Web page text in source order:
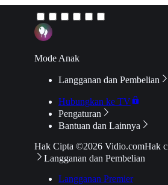
Mode Anak
Langganan dan Pembelian
Hubungkan ke TV
Pengaturan
Bantuan dan Lainnya
Hak Cipta ©2026 Vidio.comHak
Langganan dan Pembelian
Langganan Premier